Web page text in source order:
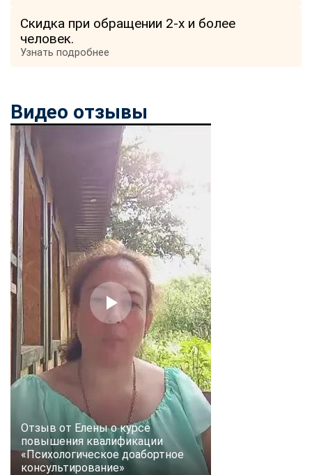
Скидка при обращении 2-х и более
человек.
Узнать подробнее
Видео отзывы
Отзыв от Елены о курсе
повышения квалификации
«Психологическое доабортное
консультирование»